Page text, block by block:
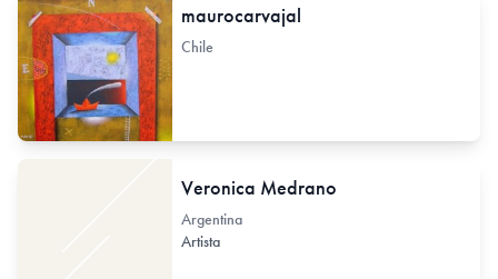
maurocarvajal
Chile
Veronica Medrano
Argentina
Artista